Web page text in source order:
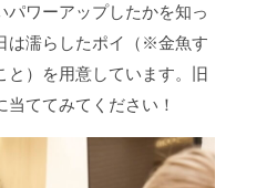
パワーアップしたかを知っ
は濡らしたポイ（※金魚す
と）を用意しています。旧
ててみてください！